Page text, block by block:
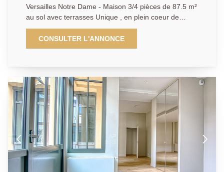
Versailles Notre Dame - Maison 3/4 pièces de 87.5 m²
au sol avec terrasses Unique , en plein coeur de
Versailles, à proximité immédiate des commerces
(5mn à pied de la rue de la Paroisse , des écoles et à
équidistance entre les 3 gares, magnifique maison
arborée et éclairée. Cette maison aux prestations
haut de gamme offre au rez-de-chaussée: séjour de
33.4 m²avec cuisine ouverte, wc séparés. A l'étage: 2
chambres, salle de douche, wc. Au 2ème étage: une
3ème chambre. Un bien rarissime dans ce quartier. A
visiter sans tarder. Frais de notaires réduits.
CONSULTER L'ANNONCE